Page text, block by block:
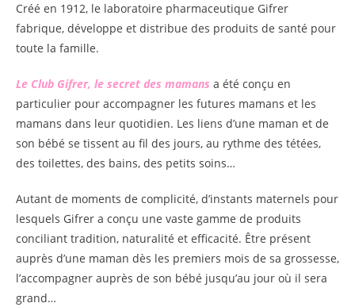
Créé en 1912, le laboratoire pharmaceutique Gifrer
fabrique, développe et distribue des produits de santé pour
toute la famille.
Le Club Gifrer, le secret des mamans a été conçu en
particulier pour accompagner les futures mamans et les
mamans dans leur quotidien. Les liens d’une maman et de
son bébé se tissent au fil des jours, au rythme des tétées,
des toilettes, des bains, des petits soins…
Autant de moments de complicité, d’instants maternels pour
lesquels Gifrer a conçu une vaste gamme de produits
conciliant tradition, naturalité et efficacité. Être présent
auprès d’une maman dès les premiers mois de sa grossesse,
l’accompagner auprès de son bébé jusqu’au jour où il sera
grand…